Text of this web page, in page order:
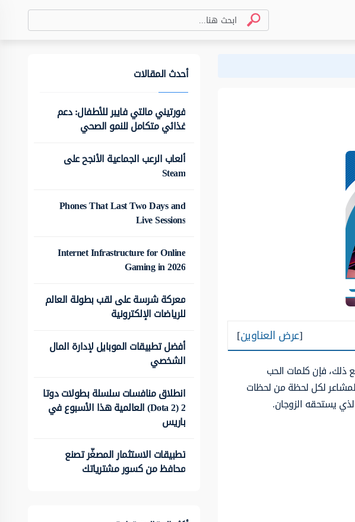
[عرض العناوين]
ذلك،فإنكلمات الحب
لكل لحظةمنلحظات
الذي يستحقه الزوجان.
أحدث المقالات
فورتيني مالتي فايبر للأطفال: دعم
غذائي متكامل للنمو الصحي
ألعاب الرعب الجماعية الأنجح على
Steam
Phones That Last Two Days and
Live Sessions
Internet Infrastructure for Online
Gaming in 2026
معركة شرسة على لقب بطولة العالم
للرياضات الإلكترونية
أفضل تطبيقات الموبايل لإدارة المال
الشخصي
انطلاق منافسات سلسلة بطولات دوتا
2 (Dota 2) العالمية هذا الأسبوع في
باريس
تطبيقات الاستثمار المصغّر تصنع
محافظ من كسور مشترياتك